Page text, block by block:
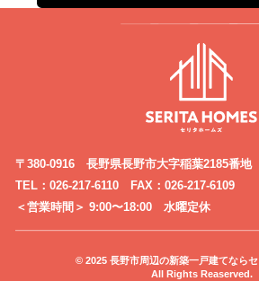
Q&A
プライバシーポリシー
サイトマップ
〒380-0916 長野県長野市大字稲葉2185番地
TEL：026-217-6110 FAX：026-217-6109
＜営業時間＞ 9:00〜18:00 水曜定休
© 2025 長野市周辺の新築一戸建てなら
All Rights Reaserved.